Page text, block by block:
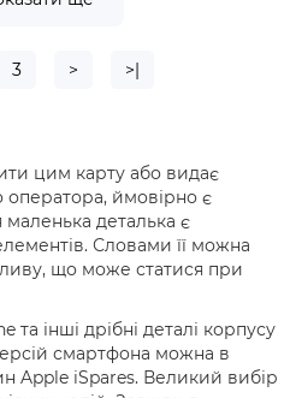
3 > >|
цим карту або видає
оператора, ймовірно є
деталька є
Словами її можна
що може статися при
та інші дрібні деталі корпусу
смартфона можна в
Apple iSpares. Великий вибір